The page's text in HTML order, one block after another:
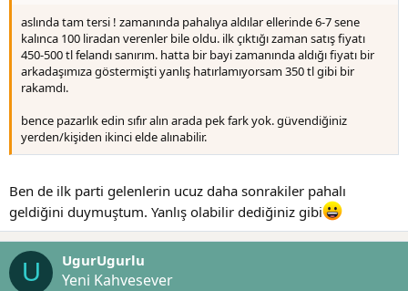
aslında tam tersi ! zamanında pahalıya aldılar ellerinde 6-7 sene
kalınca 100 liradan verenler bile oldu. ilk çıktığı zaman satış fiyatı
450-500 tl felandı sanırım. hatta bir bayi zamanında aldığı fiyatı bir
arkadaşımıza göstermişti yanlış hatırlamıyorsam 350 tl gibi bir
rakamdı.
bence pazarlık edin sıfır alın arada pek fark yok. güvendiğiniz
yerden/kişiden ikinci elde alınabilir.
Ben de ilk parti gelenlerin ucuz daha sonrakiler pahalı
geldiğini duymuştum. Yanlış olabilir dediğiniz gibi
U UgurUgurlu
Yeni Kahvesever